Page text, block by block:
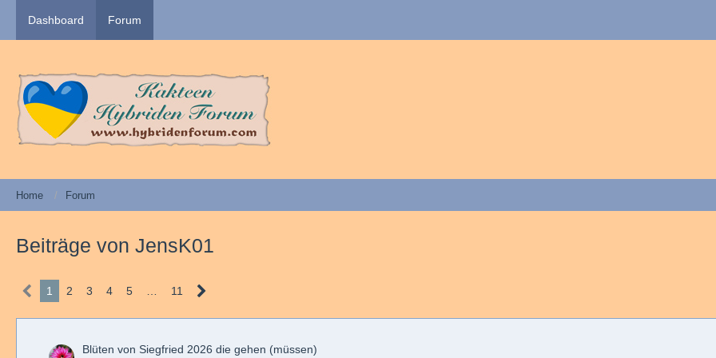
Dashboard Forum
Home Forum
Beiträge von JensK01
1 2 3 4 5 11
Blüten von Siegfried 2026 die gehen (müssen)